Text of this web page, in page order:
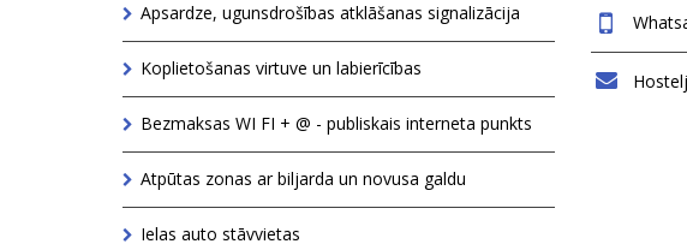
Apsardze, ugunsdrošības atklāšanas signalizācija
Koplietošanas virtuve un labierīcības
Bezmaksas WI FI + @ - publiskais interneta punkts
Atpūtas zonas ar biljarda un novusa galdu
Ielas auto stāvvietas